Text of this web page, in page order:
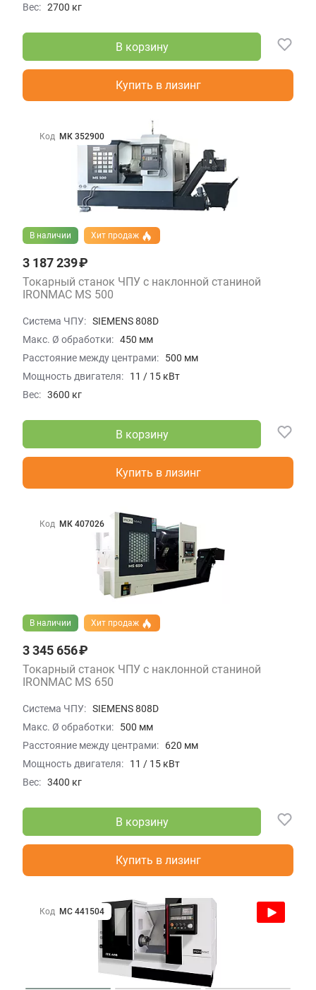
Вес: 2700 кг
В корзину
Купить в лизинг
В наличии Хит продаж
3 187 239 ₽
Токарный станок ЧПУ с наклонной станиной
IRONMAC MS 500
Система ЧПУ: SIEMENS 808D
Макс. Ø обработки: 450 мм
Расстояние между центрами:
500 мм
Мощность двигателя:
11 / 15 кВт
Вес: 3600 кг
В корзину
Купить в лизинг
Код МК 352900
В наличии Хит продаж
3 345 656 ₽
Токарный станок ЧПУ с наклонной станиной
IRONMAC MS 650
Система ЧПУ: SIEMENS 808D
Макс. Ø обработки:
500 мм
Расстояние между центрами:
620 мм
Мощность двигателя:
11 / 15 кВт
Вес: 3400 кг
В корзину
Купить в лизинг
Код МК 407026
Код МС 441504